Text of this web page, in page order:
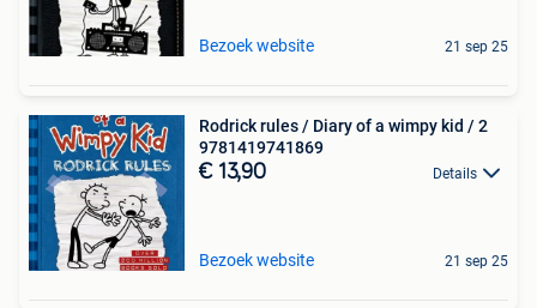
Bezoek website 21 sep 25
Rodrick rules / Diary of a wimpy kid / 2
9781419741869
€ 13,90 Details
Bezoek website 21 sep 25